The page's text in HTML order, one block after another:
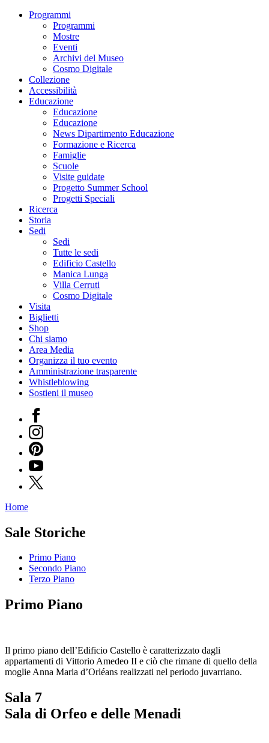
Programmi
Programmi
Mostre
Eventi
Archivi del Museo
Cosmo Digitale
Collezione
Accessibilità
Educazione
Educazione
Educazione
News Dipartimento Educazione
Formazione e Ricerca
Famiglie
Scuole
Visite guidate
Progetto Summer School
Progetti Speciali
Ricerca
Storia
Sedi
Sedi
Tutte le sedi
Edificio Castello
Manica Lunga
Villa Cerruti
Cosmo Digitale
Visita
Biglietti
Shop
Chi siamo
Area Media
Organizza il tuo evento
Amministrazione trasparente
Whistleblowing
Sostieni il museo
Facebook
Instagram
Pinterest
YouTube
X
Mostre
Eventi
del
Museo
Cosmo
Collezione
News
Dipartimento
Educazione
Formazione
Famiglie
Scuole
Home
Sale Storiche
Primo Piano
Secondo Piano
Terzo Piano
Primo Piano
Il primo piano dell’Edificio Castello è caratterizzato dagli
appartamenti di Vittorio Amedeo II e ciò che rimane di quello della
moglie Anna Maria d’Orléans realizzati nel periodo juvarriano.
Sala 7
Sala di Orfeo e delle Menadi